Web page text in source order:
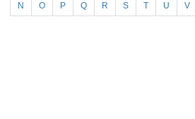
N O P Q R S T U V